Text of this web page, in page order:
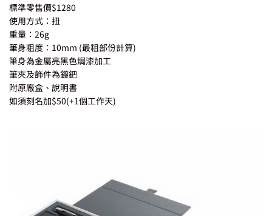
標準零售價$1280
使用方式：扭
重量：26g
筆身粗度：10mm (最粗部份計算)
筆身為金屬亮黑色焗漆加工
筆夾及飾件為鍍鈀
附原廠盒、說明書
如須刻名加$50(+1個工作天)